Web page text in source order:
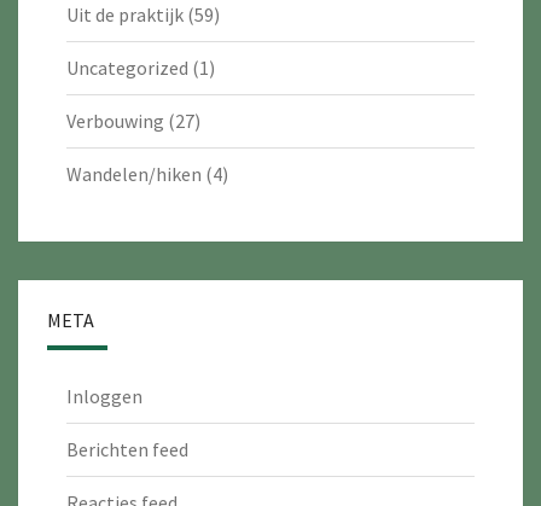
Uit de praktijk (59)
Uncategorized (1)
Verbouwing (27)
Wandelen/hiken (4)
META
Inloggen
Berichten feed